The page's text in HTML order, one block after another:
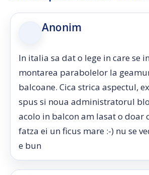
Anonim
In italia sa dat o lege in care se
montarea parabolelor la
balcoane. Cica strica aspectul,
spus si noua administratorul
acolo in balcon am lasat o doar
fatza ei un ficus mare :-) nu se
e bun